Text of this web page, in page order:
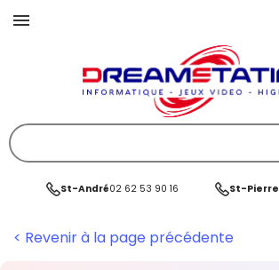
St-André02 62 53 90 16 St-Pierre
< Revenir à la page précédente